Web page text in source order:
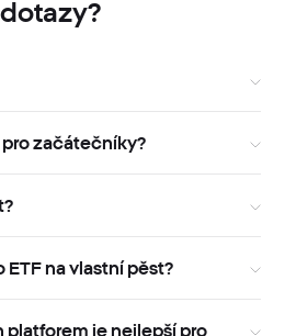
začátečníky?
na vlastní pěst?
platforem je nejlepší pro